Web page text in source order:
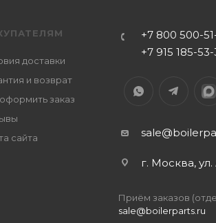
доставки
и возврат
заказ
сайта
+7 800 500-
+7 915 185-
г. Москва, ул.
Приём заказов
sale@boilerparts.ru